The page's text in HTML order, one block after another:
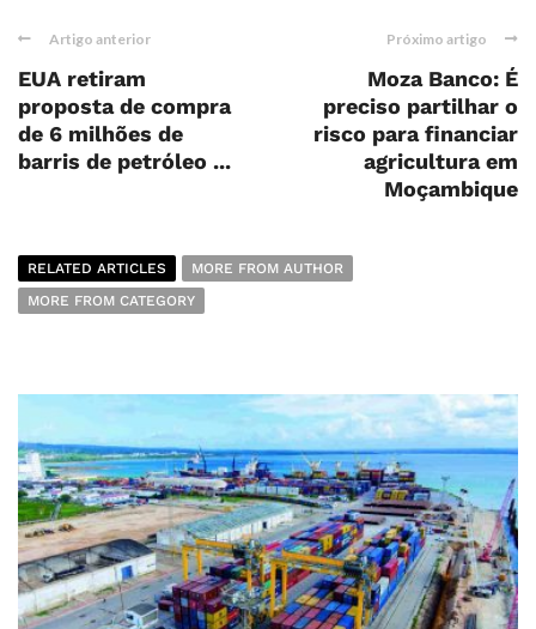
Artigo anterior
EUA retiram
proposta de compra
de 6 milhões de
barris de petróleo ...
Próximo artigo
Moza Banco: É
preciso partilhar o
risco para financiar
agricultura em
Moçambique
RELATED ARTICLES
MORE FROM AUTHOR
MORE FROM CATEGORY